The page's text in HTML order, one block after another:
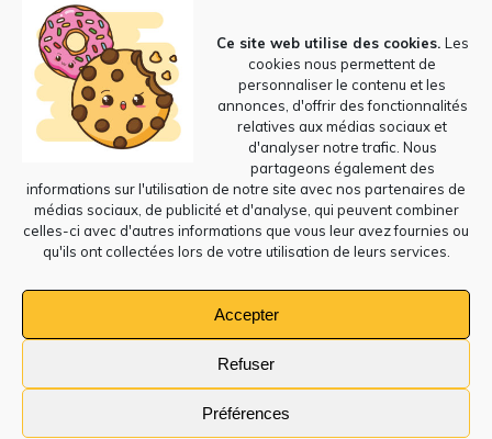
Ce site web utilise des cookies. Les
cookies nous permettent de
personnaliser le contenu et les
annonces, d'offrir des fonctionnalités
relatives aux médias sociaux et
d'analyser notre trafic. Nous
partageons également des
informations sur l'utilisation de notre site avec nos partenaires de
médias sociaux, de publicité et d'analyse, qui peuvent combiner
celles-ci avec d'autres informations que vous leur avez fournies ou
qu'ils ont collectées lors de votre utilisation de leurs services.
Accepter
Refuser
Préférences
CATEGORIES
BLOG
RECHERCHER
for:
Formation Secrétaire
Indépendante